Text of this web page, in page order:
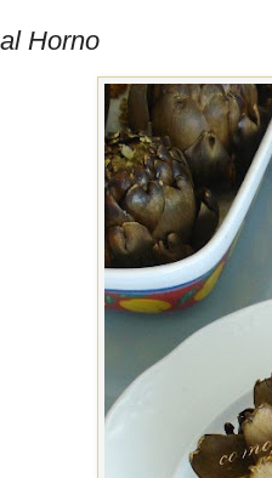
Horno